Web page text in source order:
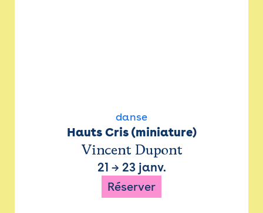
danse
Hauts Cris (miniature)
Vincent Dupont
21 → 23 janv.
Réserver